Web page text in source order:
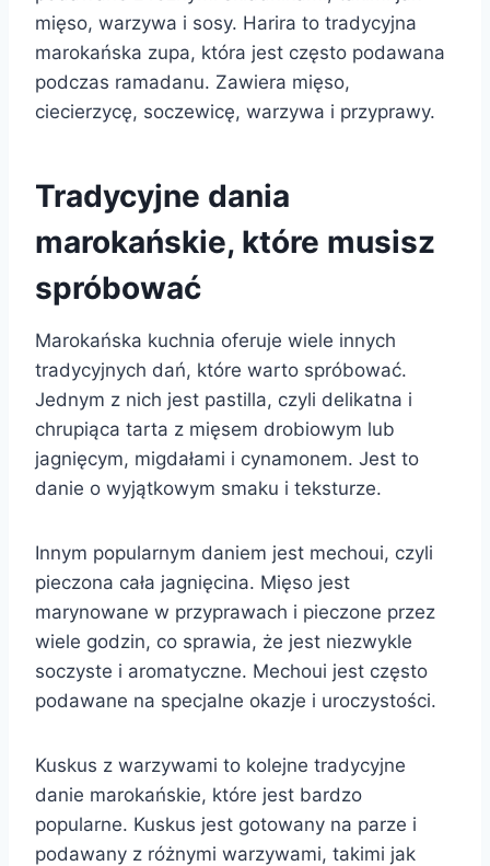
mięso, warzywa i sosy. Harira to tradycyjna
marokańska zupa, która jest często podawana
podczas ramadanu. Zawiera mięso,
ciecierzycę, soczewicę, warzywa i przyprawy.
Tradycyjne dania
marokańskie, które musisz
spróbować
Marokańska kuchnia oferuje wiele innych
tradycyjnych dań, które warto spróbować.
Jednym z nich jest pastilla, czyli delikatna i
chrupiąca tarta z mięsem drobiowym lub
jagnięcym, migdałami i cynamonem. Jest to
danie o wyjątkowym smaku i teksturze.
Innym popularnym daniem jest mechoui, czyli
pieczona cała jagnięcina. Mięso jest
marynowane w przyprawach i pieczone przez
wiele godzin, co sprawia, że jest niezwykle
soczyste i aromatyczne. Mechoui jest często
podawane na specjalne okazje i uroczystości.
Kuskus z warzywami to kolejne tradycyjne
danie marokańskie, które jest bardzo
popularne. Kuskus jest gotowany na parze i
podawany z różnymi warzywami, takimi jak